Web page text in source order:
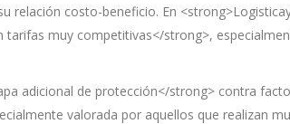
relación costo-beneficio. En
muy competitivas</strong>,
adicional de protección</strong> contra
valorada por aquellos que realizan